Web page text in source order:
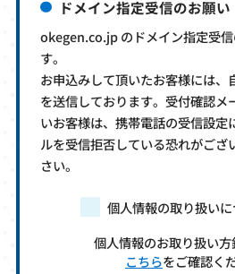
ドメイン指定受信のお願い
okegen.co.jp のドメイン指定受
す。
お申込みして頂いたお客様には、
を送信しております。受付確認メ
いお客様は、携帯電話の受信設定
ルを受信拒否している恐れがござ
さい。
個人情報の取り扱い
個人情報のお取り扱い
こちらをご確認く